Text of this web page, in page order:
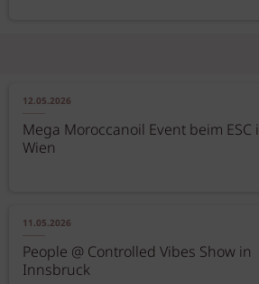
12.05.2026
Mega Moroccanoil Event beim ESC
Wien
11.05.2026
People @ Controlled Vibes Show in
Innsbruck